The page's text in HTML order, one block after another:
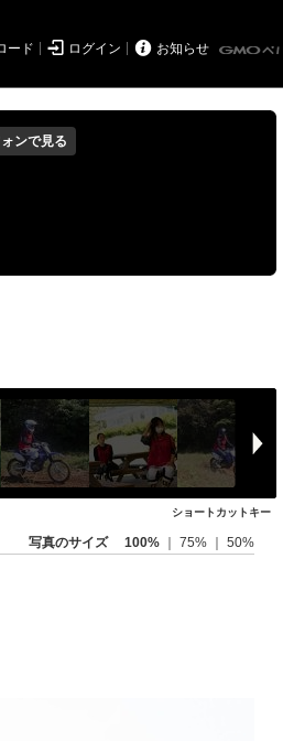
ード  ログイン  お知らせ
ンで見る
ショートカットキー
写真のサイズ 100% 75% 50%